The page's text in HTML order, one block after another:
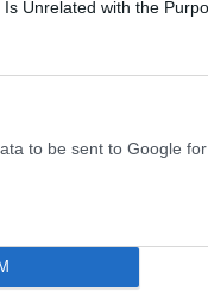
Unrelated with the
to be sent to Google
την είσοδο σε
τους ιδιότητα.
άμεσα με το